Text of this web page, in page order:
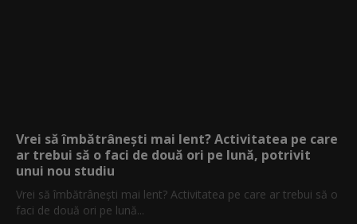
Vrei să îmbătrânești mai lent? Activitatea pe care
ar trebui să o faci de două ori pe lună, potrivit
unui nou studiu
Vrei să îmbătrânești mai lent? Activitatea pe care ar trebui să o
faci de două ori pe lună...